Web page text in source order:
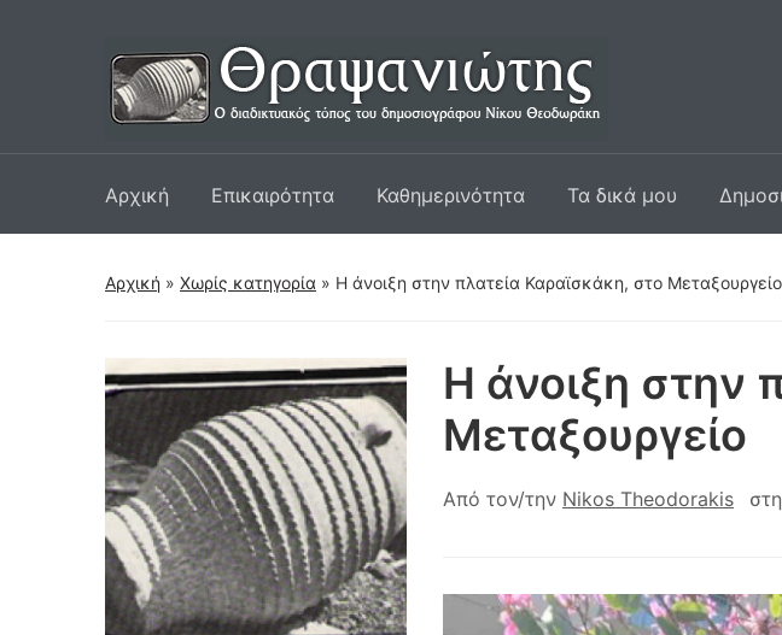
Αρχική Επικαιρότητα Καθημερινότητα Τα δικά μου
Αρχική » Χωρίς κατηγορία » Η άνοιξη στην πλατεία Καραϊσκάκη, στο Μεταξουργείο
Η άνοιξη στην
Μεταξουργείο
Από τον/την Nikos Theodorakis